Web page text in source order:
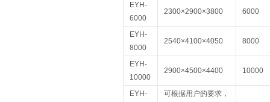
EYH-
6000
2300×2900×3800 6000
EYH-
8000
2540×4100×4050 8000
EYH-
10000
2900×4500×4400 10000
EYH-
可根据用户的要求，